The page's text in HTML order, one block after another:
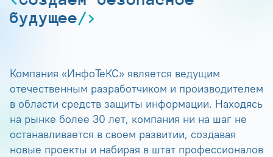
будущее
Компания «ИнфоТеКС» является ведущим
отечественным разработчиком и производителем
в области средств защиты информации. Находясь
на рынке более 30 лет, компания ни на шаг не
останавливается в своем развитии, создавая
новые проекты и набирая в штат профессионалов